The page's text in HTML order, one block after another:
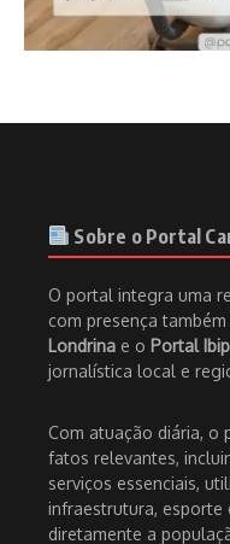
Sobre o Portal
O portal integra uma
com presença
Londrina e o Portal
jornalística local e
Com atuação diária, o
fatos relevantes,
serviços essenciais,
infraestrutura, esporte
diretamente a